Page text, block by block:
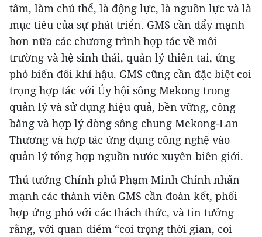
tâm, làm chủ thể, là động lực, là nguồn lực và là
mục tiêu của sự phát triển. GMS cần đẩy mạnh
hơn nữa các chương trình hợp tác về môi
trường và hệ sinh thái, quản lý thiên tai, ứng
phó biến đổi khí hậu. GMS cũng cần đặc biệt coi
trọng hợp tác với Ủy hội sông Mekong trong
quản lý và sử dụng hiệu quả, bền vững, công
bằng và hợp lý dòng sông chung Mekong-Lan
Thương và hợp tác ứng dụng công nghệ vào
quản lý tổng hợp nguồn nước xuyên biên giới.
Thủ tướng Chính phủ Phạm Minh Chính nhấn
mạnh các thành viên GMS cần đoàn kết, phối
hợp ứng phó với các thách thức, và tin tưởng
rằng, với quan điểm “coi trọng thời gian, coi